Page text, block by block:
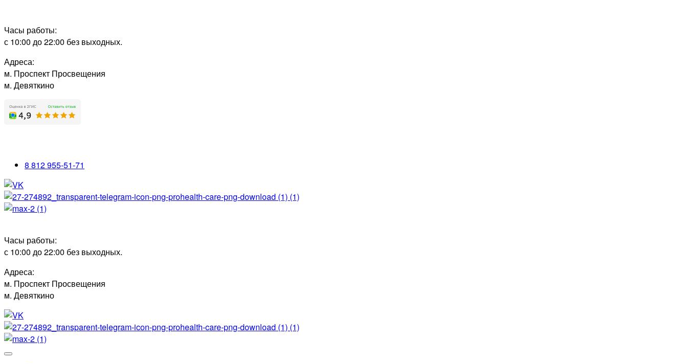
Часы работы:
с 10:00 до 22:00 без выходных.
Адреса:
м. Проспект Просвещения
м. Девяткино
8 812 955-51-71
Часы работы:
с 10:00 до 22:00 без выходных.
Адреса:
м. Проспект Просвещения
м. Девяткино